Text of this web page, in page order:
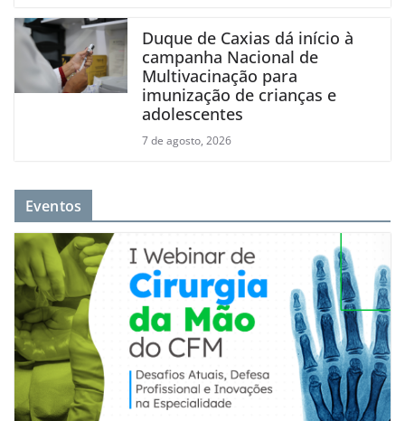
Duque de Caxias dá início à
campanha Nacional de
Multivacinação para
imunização de crianças e
adolescentes
7 de agosto, 2026
Eventos